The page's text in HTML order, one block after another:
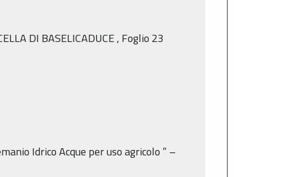
DI BASELICADUCE, Foglio 23
Idrico Acque per uso agricolo ” –